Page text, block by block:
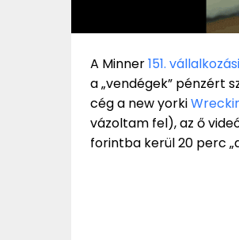
A Minner151.
a „vendégek” pénzért
cég a new yorki
vázoltam fel), az ő
forintba kerül 20 perc